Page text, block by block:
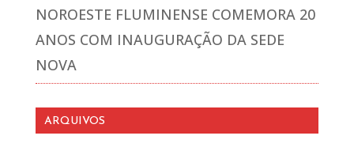
NOROESTE FLUMINENSE COMEMORA 20
ANOS COM INAUGURAÇÃO DA SEDE
NOVA
ARQUIVOS